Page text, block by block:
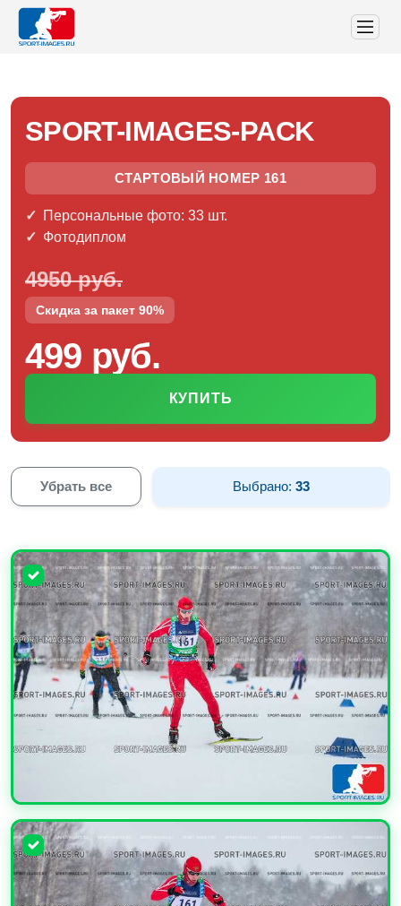
SPORT-IMAGES-PACK
СТАРТОВЫЙ НОМЕР 161
Персональные фото: 33 шт.
Фотодиплом
4950 руб.
Скидка за пакет 90%
499 руб.
КУПИТЬ
Убрать все Выбрано:33
УВЕЛИЧИТЬ